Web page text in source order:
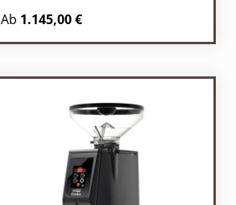
Regulärer Preis:
Ab 1.145,00 €